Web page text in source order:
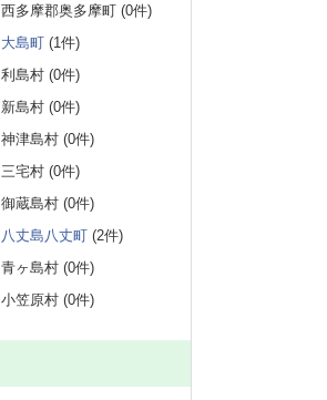
西多摩郡奥多摩町 (0件)
大島町 (1件)
利島村 (0件)
新島村 (0件)
神津島村 (0件)
三宅村 (0件)
御蔵島村 (0件)
八丈島八丈町 (2件)
青ヶ島村 (0件)
小笠原村 (0件)